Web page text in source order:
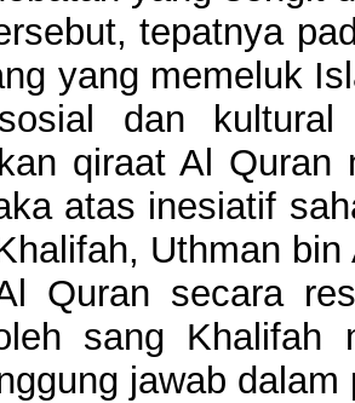
tepatnya
yang memeluk
dan
qiraat Al
atas inesiatif
Uthman
Quran secara
sang Khalifah
jawab